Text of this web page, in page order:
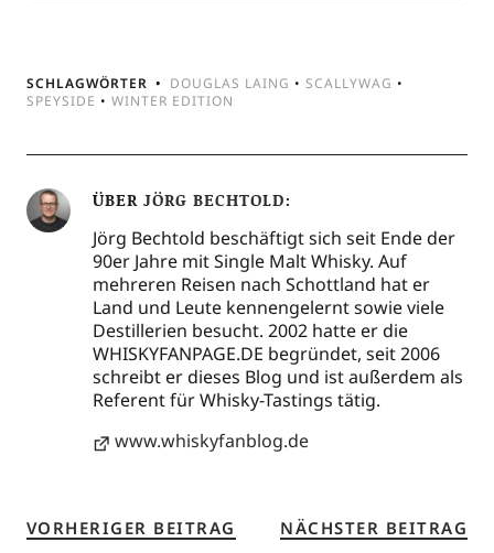
SCHLAGWÖRTER DOUGLAS LAING • SCALLYWAG •
SPEYSIDE • WINTER EDITION
ÜBER JÖRG BECHTOLD
Jörg Bechtold beschäftigt sich seit Ende der
90er Jahre mit Single Malt Whisky. Auf
mehreren Reisen nach Schottland hat er
Land und Leute kennengelernt sowie viele
Destillerien besucht. 2002 hatte er die
WHISKYFANPAGE.DE begründet, seit 2006
schreibt er dieses Blog und ist außerdem als
Referent für Whisky-Tastings tätig.
www.whiskyfanblog.de
VORHERIGER BEITRAG NÄCHSTER BEITRAG